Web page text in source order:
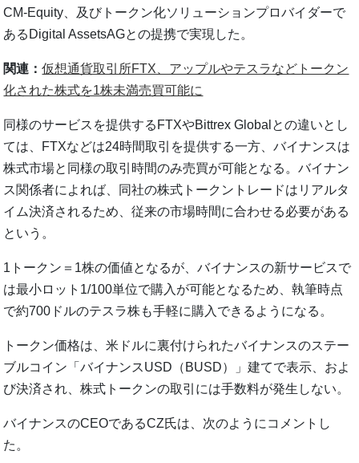
CM-Equity、及びトークン化ソリューションプロバイダーで
あるDigital AssetsAGとの提携で実現した。
関連：仮想通貨取引所FTX、アップルやテスラなどトークン
化された株式を1株未満売買可能に
同様のサービスを提供するFTXやBittrex Globalとの違いとし
ては、FTXなどは24時間取引を提供する一方、バイナンスは
株式市場と同様の取引時間のみ売買が可能となる。バイナン
ス関係者によれば、同社の株式トークントレードはリアルタ
イム決済されるため、従来の市場時間に合わせる必要がある
という。
1トークン＝1株の価値となるが、バイナンスの新サービスで
は最小ロット1/100単位で購入が可能となるため、執筆時点
で約700ドルのテスラ株も手軽に購入できるようになる。
トークン価格は、米ドルに裏付けられたバイナンスのステー
ブルコイン「バイナンスUSD（BUSD）」建てで表示、およ
び決済され、株式トークンの取引には手数料が発生しない。
バイナンスのCEOであるCZ氏は、次のようにコメントし
た。